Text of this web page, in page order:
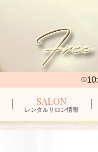
SALON
レンタルサロン情報